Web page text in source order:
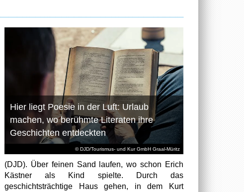
© DJD/Tourismus- und Kur GmbH Graal-Müritz
Hier liegt Poesie in der Luft: Urlaub
machen, wo berühmte Literaten ihre
Geschichten entdeckten
(DJD). Über feinen Sand laufen, wo schon Erich
Kästner als Kind spielte. Durch das
geschichtsträchtige Haus gehen, in dem Kurt